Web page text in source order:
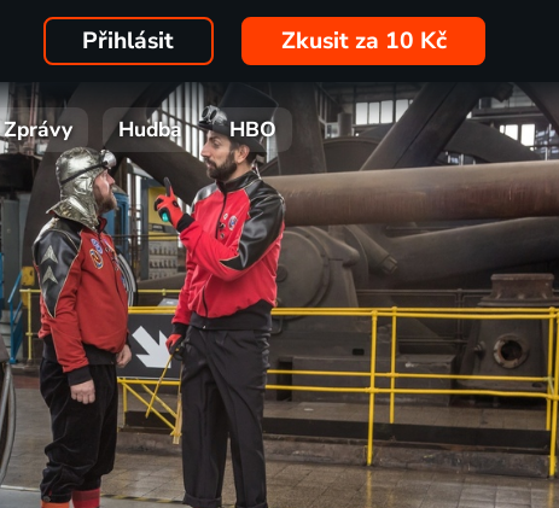
Přihlásit Zkusit za 10 Kč
Zprávy Hudba HBO